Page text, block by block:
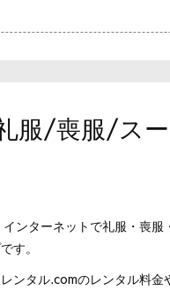
服/喪服/ス
ンターネットで礼服・喪
す。
ンタル.comのレンタル料